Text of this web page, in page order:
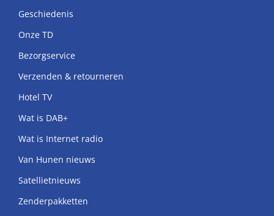
Geschiedenis
Onze TD
Bezorgservice
Verzenden & retourneren
Hotel TV
Wat is DAB+
Wat is Internet radio
Van Hunen nieuws
Satellietnieuws
Zenderpakketten